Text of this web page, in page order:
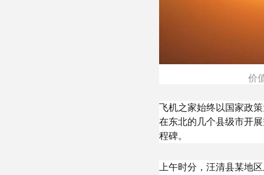
价
飞机之家始终以国家政
在东北的几个县级市开
程碑。
上午时分，汪清县某地